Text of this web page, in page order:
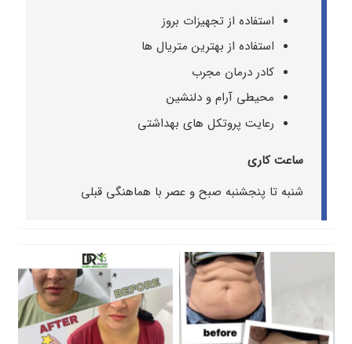
استفاده از تجهیزات بروز
استفاده از بهترین متریال ها
کادر درمان مجرب
محیطی آرام و دلنشین
رعایت پروتکل های بهداشتی
ساعت کاری
شنبه تا پنجشنبه صبح و عصر با هماهنگی قبلی